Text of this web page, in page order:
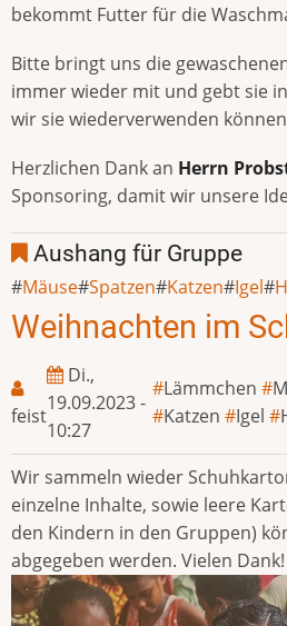
bekommt Futter für die
Bitte bringt uns die
immer wieder mit und gebt sie
wir sie wiederverwenden
Herzlichen Dank an Herrn
Sponsoring, damit wir unsere
Aushang für Gruppe
Mäuse Spatzen Katzen Igel
Weihnachten im
feist
Di.,
19.09.2023 -
10:27
Lämmchen
Katzen
Igel
Wir sammeln wieder
einzelne Inhalte, sowie leere
den Kindern in den Gruppen)
abgegeben werden. Vielen Dank!